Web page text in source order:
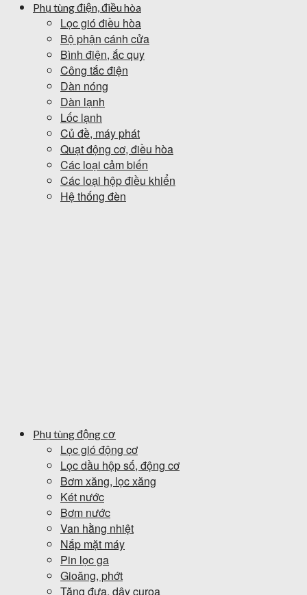
Phụ tùng điện, điều hòa
Lọc gió điều hòa
Bộ phận cánh cửa
Bình điện, ắc quy
Công tắc điện
Dàn nóng
Dàn lạnh
Lốc lạnh
Củ đề, máy phát
Quạt động cơ, điều hòa
Các loại cảm biến
Các loại hộp điều khiển
Hệ thống đèn
Phụ tùng động cơ
Lọc gió động cơ
Lọc dầu hộp số, động cơ
Bơm xăng, lọc xăng
Két nước
Bơm nước
Van hằng nhiệt
Nắp mặt máy
Pin lọc ga
Gioăng, phớt
Tăng đưa, dây curoa